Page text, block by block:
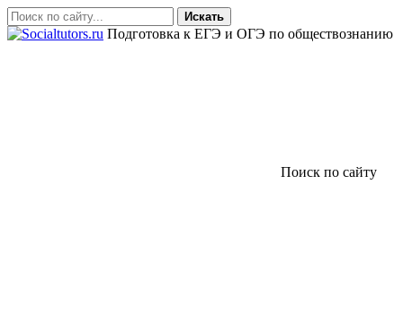
Искать
Подготовка к ЕГЭ и ОГЭ по обществознанию
Поиск по сайту